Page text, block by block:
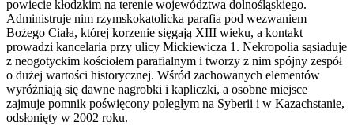
powiecie kłodzkim na terenie województwa dolnośląskiego.
Administruje nim rzymskokatolicka parafia pod wezwaniem
Bożego Ciała, której korzenie sięgają XIII wieku, a kontakt
prowadzi kancelaria przy ulicy Mickiewicza 1. Nekropolia sąsiaduje
z neogotyckim kościołem parafialnym i tworzy z nim spójny zespół
o dużej wartości historycznej. Wśród zachowanych elementów
wyróżniają się dawne nagrobki i kapliczki, a osobne miejsce
zajmuje pomnik poświęcony poległym na Syberii i w Kazachstanie,
odsłonięty w 2002 roku.